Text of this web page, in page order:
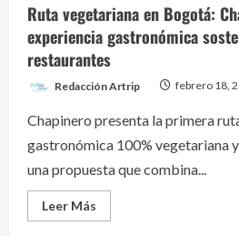
Ruta vegetariana en Bogotá:
experiencia gastronómica
restaurantes
Redacción Artrip febrero 18,
Chapinero presenta la primera
gastronómica 100% vegetariana
una propuesta que combina...
Leer Más
more